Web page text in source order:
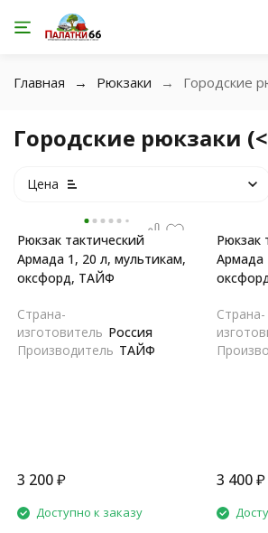
Главная Рюкзаки Городские
Городские рюкзаки
Цена
Рюкзак тактический
Армада 1, 20 л, мультикам,
оксфорд, ТАЙФ
Страна-
изготовитель Россия
Производитель ТАЙФ
3 200₽
Доступно к заказу
Рюкзак
Армада
Страна-
3 400₽